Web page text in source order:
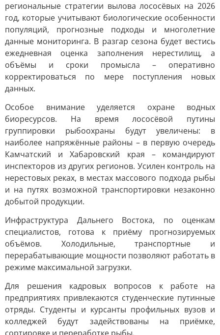
региональные стратегии вылова лососёвых на 2026
год, которые учитывают биологические особенности
популяций, прогнозные подходы и многолетние
данные мониторинга. В разгар сезона будет вестись
ежедневная оценка заполнения нерестилищ, а
объёмы и сроки промысла – оперативно
корректироваться по мере поступления новых
данных.
Особое внимание уделяется охране водных
биоресурсов. На время лососёвой путины
группировки рыбоохраны будут увеличены: в
наиболее напряжённые районы – в первую очередь
Камчатский и Хабаровский края – командируют
инспекторов из других регионов. Усилен контроль на
нерестовых реках, в местах массового подхода рыбы
и на путях возможной транспортировки незаконно
добытой продукции.
Инфраструктура Дальнего Востока, по оценкам
специалистов, готова к приёму прогнозируемых
объёмов. Холодильные, транспортные и
перерабатывающие мощности позволяют работать в
режиме максимальной загрузки.
Для решения кадровых вопросов к работе на
предприятиях привлекаются студенческие путинные
отряды. Студенты и курсанты профильных вузов и
колледжей будут задействованы на приёмке,